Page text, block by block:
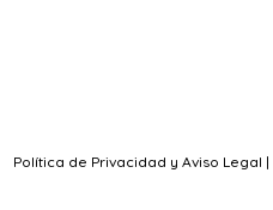
Política de Privacidad y Aviso Legal |